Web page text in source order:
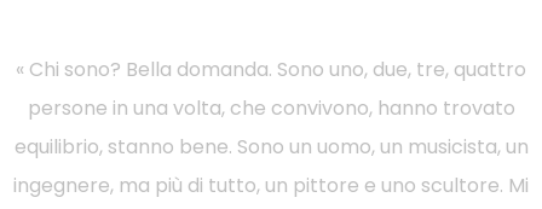
« Chi sono? Bella domanda. Sono uno, due, tre, quattro
persone in una volta, che convivono, hanno trovato
equilibrio, stanno bene. Sono un uomo, un musicista, un
ingegnere, ma più di tutto, un pittore e uno scultore. Mi